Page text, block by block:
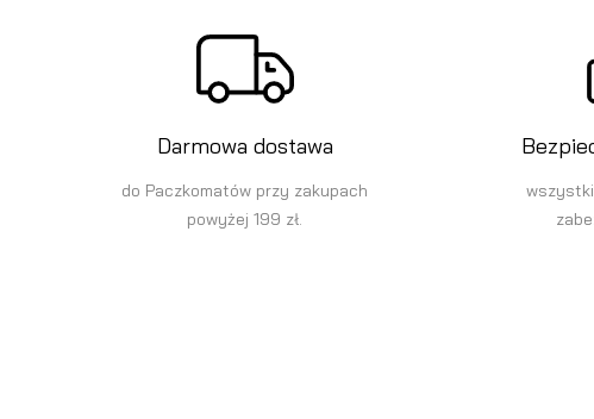
Darmowa dostawa
do Paczkomatów przy zakupach
powyżej 199 zł.